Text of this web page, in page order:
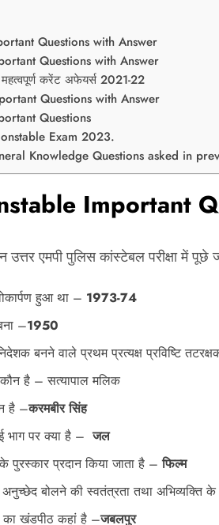
Questions with Answer
Questions with Answer
करेंट अफेयर्स 2021-22
Questions with Answer
Questions
Exam 2023.
Knowledge Questions asked in
Important
उत्तर एमपी पुलिस कांस्टेबल परीक्षा में
हुआ था – 1973-74
–1950
बनने वाले प्रथम प्रत्यक्ष प्रविष्टि
कौन है – सत्‍यापाल मलिक
है –करमबीर सिंह
भाग पर क्या है – जल
पुरस्कार प्रदान किया जाता है –फिल्म
बोलने की स्वतंत्रता तथा अभिव्यक्ति
का खंडपीठ कहां है –जबलपुर